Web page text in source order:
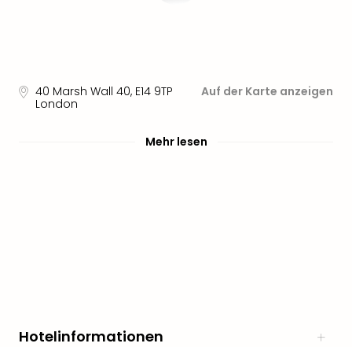
40 Marsh Wall 40, E14 9TP
London
Auf der Karte anzeigen
Mehr lesen
Hotelinformationen